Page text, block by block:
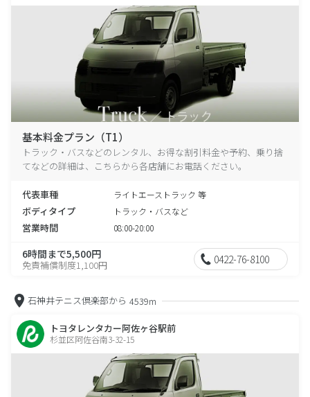
基本料金プラン（T1）
トラック・バスなどのレンタル、お得な割引料金や予約、乗り捨
てなどの詳細は、こちらから各店舗にお電話ください。
代表車種 ライトエーストラック 等
ボディタイプ トラック・バスなど
営業時間 08:00-20:00
6時間まで5,500円
免責補償制度1,100円 0422-76-8100
石神井テニス倶楽部から 4539m
トヨタレンタカー阿佐ヶ谷駅前
杉並区阿佐谷南3-32-15